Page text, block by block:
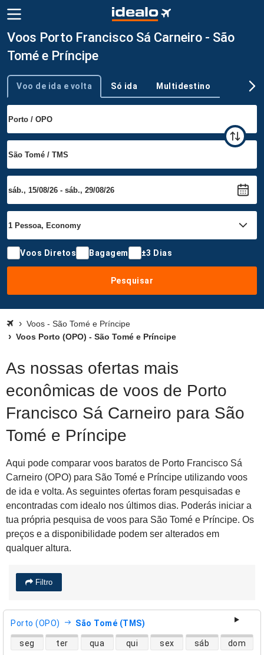
Voos Porto Francisco Sá Carneiro - São
Tomé e Príncipe
Tipo de viagem
Voo de ida e volta Só ida Multidestino
Voos Diretos Bagagem ±3 Dias
Pesquisar
Voos - São Tomé e Príncipe
Voos Porto (OPO) - São Tomé e Príncipe
As nossas ofertas mais
econômicas de voos de Porto
Francisco Sá Carneiro para São
Tomé e Príncipe
Aqui pode comparar voos baratos de Porto Francisco Sá
Carneiro (OPO) para São Tomé e Príncipe utilizando voos
de ida e volta. As seguintes ofertas foram pesquisadas e
encontradas com idealo nos últimos dias. Poderás iniciar a
tua própria pesquisa de voos para São Tomé e Príncipe. Os
preços e a disponibilidade podem ser alterados em
qualquer altura.
Filtro
Porto (OPO) São Tomé (TMS)
disponibilidade de voos diretos
seg ter qua qui sex sáb dom